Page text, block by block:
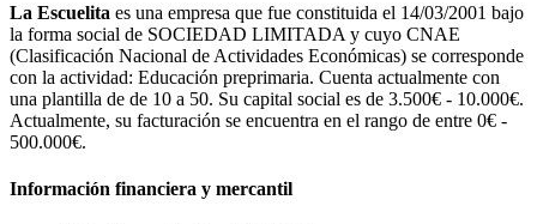
La Escuelita es una empresa que fue constituida el 14/03/2001 bajo
la forma social de SOCIEDAD LIMITADA y cuyo CNAE
(Clasificación Nacional de Actividades Económicas) se corresponde
con la actividad: Educación preprimaria. Cuenta actualmente con
una plantilla de de 10 a 50. Su capital social es de 3.500€ - 10.000€.
Actualmente, su facturación se encuentra en el rango de entre 0€ -
500.000€.
Información financiera y mercantil